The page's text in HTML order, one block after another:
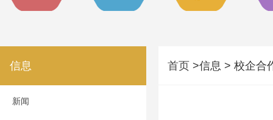
信息
新闻
首页 >信息 > 校企合